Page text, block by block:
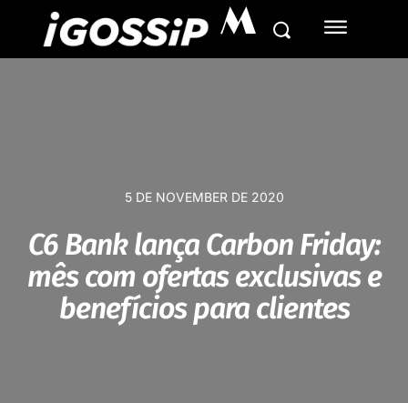
M
5 DE NOVEMBER DE 2020
C6 Bank lança Carbon Friday:
mês com ofertas exclusivas e
benefícios para clientes